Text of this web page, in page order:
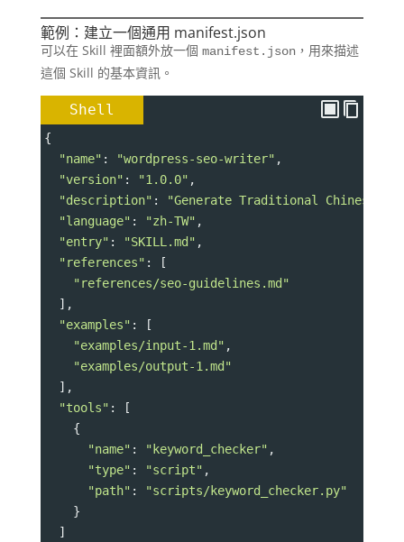
範例：建立一個通用 manifest.json
可以在 Skill 裡面額外放一個 manifest.json，用來描述
這個 Skill 的基本資訊。
Shell
{
"name" : "wordpress-seo-writer" ,
"version" : "1.0.0" ,
"description" :
"Generate Traditional Chinese
"language" : "zh-TW" ,
"entry" : "SKILL.md" ,
"references" : [
"references/seo-guidelines.md"
  ],
"examples" : [
"examples/input-1.md" ,
"examples/output-1.md"
  ],
"tools" : [
    {
"name" : "keyword_checker" ,
"type" : "script" ,
"path" :
"scripts/keyword_checker.py"
    }
  ]